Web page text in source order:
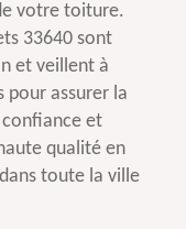
votre toiture.
33640 sont
et veillent à
pour assurer la
et
qualité en
toute la ville